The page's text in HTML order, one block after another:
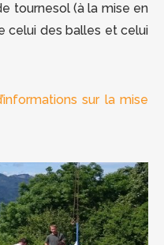
tournesol (à la mise en
celui des balles et celui
sur la mise